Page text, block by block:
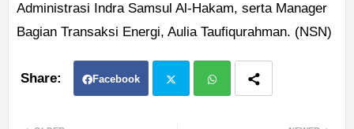
Administrasi Indra Samsul Al-Hakam, serta Manager
Bagian Transaksi Energi, Aulia Taufiqurahman. (NSN)
Facebook